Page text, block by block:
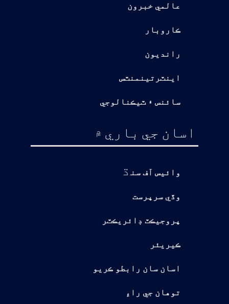
عالمي خبرون
ڪاروبار
رانديون
اينٽرتينمنٽس
سائنس ۽ ٽيڪنالوجي
اسان جي باري ۾
وائيس آف سن ڌ
وڏي سرپرست
پروجيڪٽ ڊائريڪٽر
ڪيريئر
اسان سان رابطو ڪريو
توهان جي راءِ